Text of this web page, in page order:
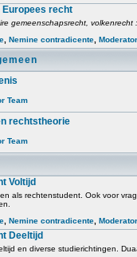
Europees recht
gemeenschapsrecht,
Nemine contradicente
Team
rechtstheorie
Team
Voltijd
als rechtenstudent. Ook voor
Nemine contradicente
Deeltijd
en diverse studierichtingen.